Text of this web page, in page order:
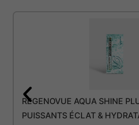
REGENOVUE AQUA SHINE
PUISSANTS ÉCLAT &